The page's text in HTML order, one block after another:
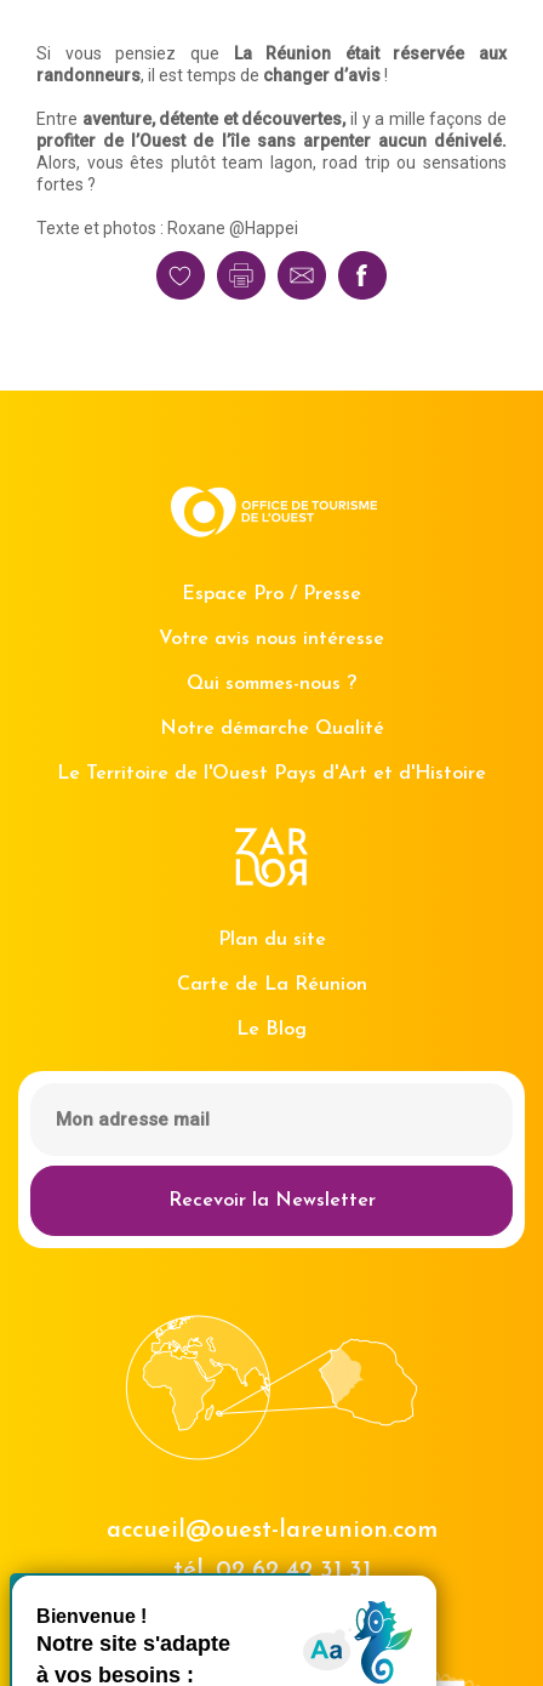
Masquer le
Si vous pensiez que
La Réunion était réservée aux
randonneurs, il est temps de changer d’avis!
Entre aventure, détente et découvertes,il y a mille façons de
profiter de l’Ouest de l’île sans arpenter aucun dénivelé.
Alors, vous êtes plutôt team lagon, road trip ou sensations
fortes ?
Texte et photos : Roxane @Happei
Espace Pro / Presse
Votre avis nous intéresse
Qui sommes-nous ?
Notre démarche Qualité
Le Territoire de l'Ouest Pays d'Art et d'Histoire
Plan du site
Carte de La Réunion
Le Blog
Recevoir la Newsletter
accueil@ouest-lareunion.com
tél.02 62 42 31 31
Nous rencontrer